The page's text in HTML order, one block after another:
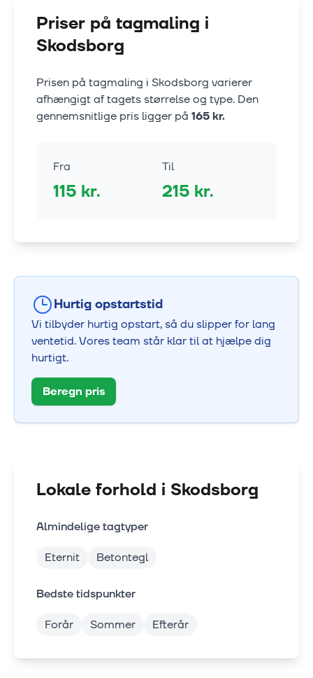
Priser på tagmaling i
Skodsborg
Prisen på tagmaling i Skodsborg varierer
afhængigt af tagets størrelse og type. Den
gennemsnitlige pris ligger på 165kr.
Fra
115 kr.
Til
215 kr.
Hurtig opstartstid
Vi tilbyder hurtig opstart, så du slipper for lang
ventetid. Vores team står klar til at hjælpe dig
hurtigt.
Beregn pris
Lokale forhold i Skodsborg
Almindelige tagtyper
Eternit
Betontegl
Bedste tidspunkter
Forår
Sommer Efterår